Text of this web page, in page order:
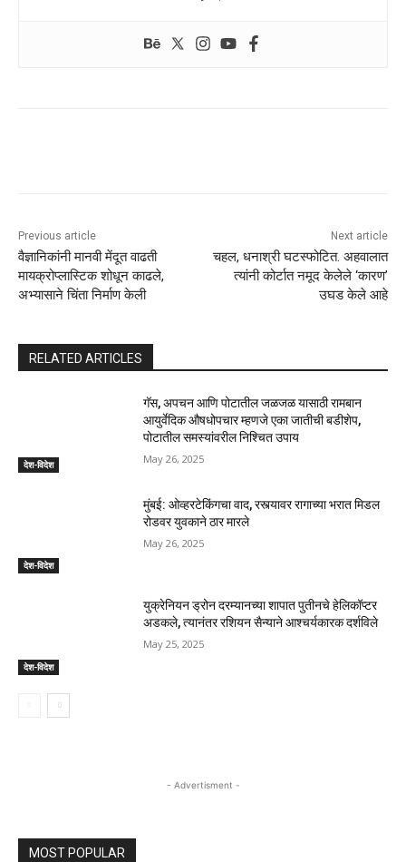
Previous article
वैज्ञानिकांनी मानवी मेंदूत वाढती
मायक्रोप्लास्टिक शोधून काढले,
अभ्यासाने चिंता निर्माण केली
Next article
चहल, धनाश्री घटस्फोटित. अहवालात
त्यांनी कोर्टात नमूद केलेले ‘कारण’
उघड केले आहे
RELATED ARTICLES
देश-विदेश
गॅस, अपचन आणि पोटातील जळजळ यासाठी रामबान
आयुर्वेदिक औषधोपचार म्हणजे एका जातीची बडीशेप,
पोटातील समस्यांवरील निश्चित उपाय
May 26, 2025
देश-विदेश
मुंबई: ओव्हरटेकिंगचा वाद, रस्त्यावर रागाच्या भरात मिडल
रोडवर युवकाने ठार मारले
May 26, 2025
देश-विदेश
युक्रेनियन ड्रोन दरम्यानच्या शापात पुतीनचे हेलिकॉप्टर
अडकले, त्यानंतर रशियन सैन्याने आश्चर्यकारक दर्शविले
May 25, 2025
- Advertisment -
MOST POPULAR